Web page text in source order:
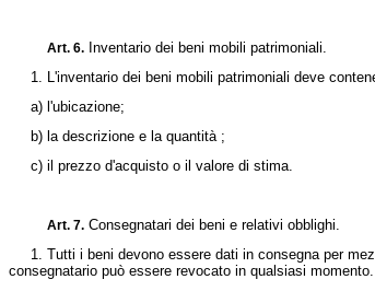
Art. 6. Inventario dei beni mobili patrimoniali.
1. L'inventario dei beni mobili patrimoniali deve
a) l'ubicazione;
b) la descrizione e la quantità ;
c) il prezzo d'acquisto o il valore di stima.
Art. 7. Consegnatari dei beni e relativi obblighi.
1. Tutti i beni devono essere dati in consegna per
consegnatario può essere revocato in qualsiasi